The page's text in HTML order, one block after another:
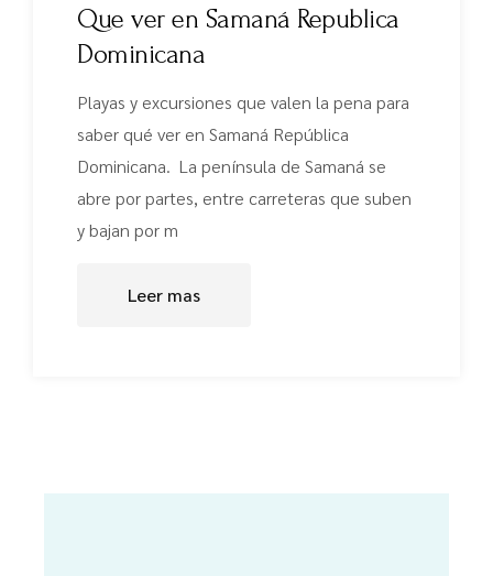
Que ver en Samaná Republica
Dominicana
Playas y excursiones que valen la pena para
saber qué ver en Samaná República
Dominicana. La península de Samaná se
abre por partes, entre carreteras que suben
y bajan por m
Leer mas